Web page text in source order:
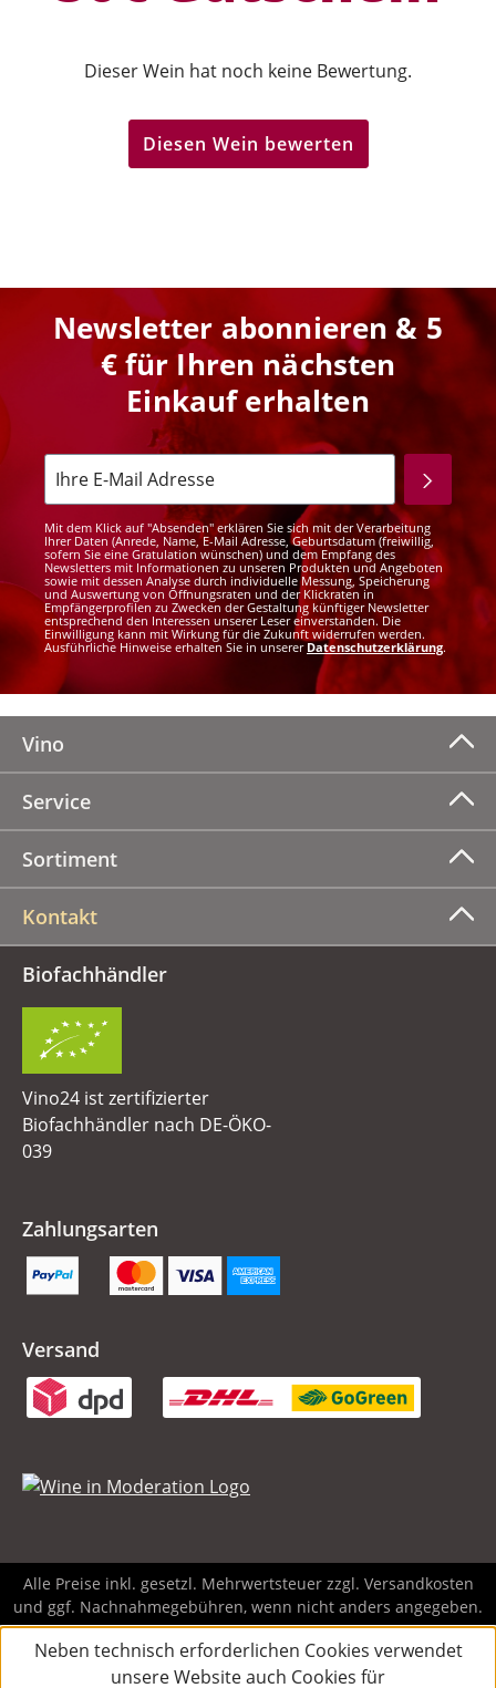
Dieser Wein hat noch keine Bewertung.
Diesen Wein bewerten
Newsletter abonnieren & 5
€ für Ihren nächsten
Einkauf erhalten
Mit dem Klick auf "Absenden" erklären Sie sich mit der Verarbeitung
Ihrer Daten (Anrede, Name, E-Mail Adresse, Geburtsdatum (freiwillig,
sofern Sie eine Gratulation wünschen) und dem Empfang des
Newsletters mit Informationen zu unseren Produkten und Angeboten
sowie mit dessen Analyse durch individuelle Messung, Speicherung
und Auswertung von Öffnungsraten und der Klickraten in
Empfängerprofilen zu Zwecken der Gestaltung künftiger Newsletter
entsprechend den Interessen unserer Leser einverstanden. Die
Einwilligung kann mit Wirkung für die Zukunft widerrufen werden.
Ausführliche Hinweise erhalten Sie in unsererDatenschutzerklärung.
Vino
Service
Sortiment
Kontakt
Biofachhändler
Vino24 ist zertifizierter
Biofachhändler nach DE-ÖKO-
039
Zahlungsarten
Versand
Alle Preise inkl. gesetzl. Mehrwertsteuer zzgl. Versandkosten
und ggf. Nachnahmegebühren, wenn nicht anders angegeben.
Neben technisch erforderlichen Cookies verwendet
unsere Website auch Cookies für